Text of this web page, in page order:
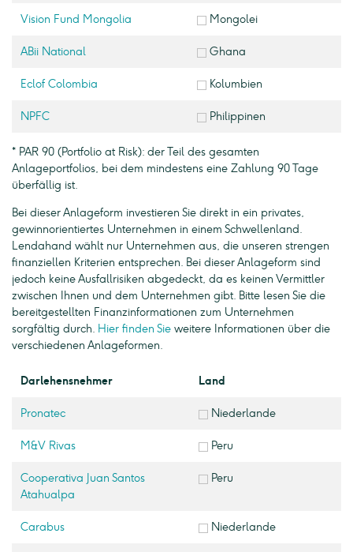
Vision Fund Mongolia Mongolei
ABii National Ghana
Eclof Colombia Kolumbien
NPFC Philippinen
* PAR 90 (Portfolio at Risk): der Teil des gesamten
Anlageportfolios, bei dem mindestens eine Zahlung 90 Tage
überfällig ist.
Bei dieser Anlageform investieren Sie direkt in ein privates,
gewinnorientiertes Unternehmen in einem Schwellenland.
Lendahand wählt nur Unternehmen aus, die unseren strengen
finanziellen Kriterien entsprechen. Bei dieser Anlageform sind
jedoch keine Ausfallrisiken abgedeckt, da es keinen Vermittler
zwischen Ihnen und dem Unternehmen gibt. Bitte lesen Sie die
bereitgestellten Finanzinformationen zum Unternehmen
sorgfältig durch. Hier finden Sie weitere Informationen über die
verschiedenen Anlageformen.
Darlehensnehmer Land
Pronatec Niederlande
M&V Rivas Peru
Cooperativa Juan Santos
Atahualpa
Peru
Carabus Niederlande